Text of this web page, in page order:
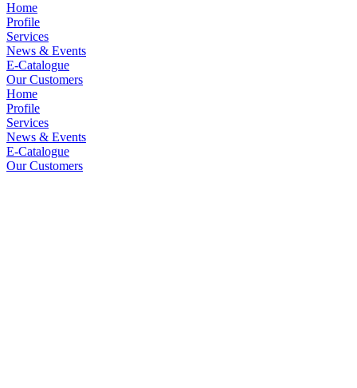
Home
Profile
Services
News & Events
E-Catalogue
Our Customers
Home
Profile
Services
News & Events
E-Catalogue
Our Customers